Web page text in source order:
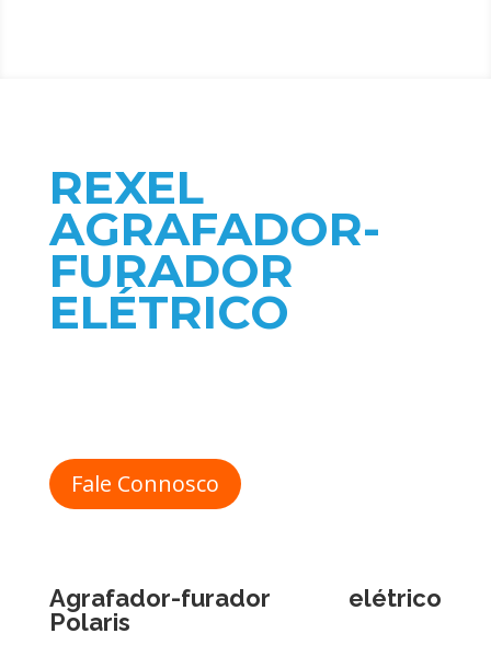
REXEL
AGRAFADOR-
FURADOR
ELÉTRICO
Fale Connosco
Agrafador-furador elétrico
Polaris